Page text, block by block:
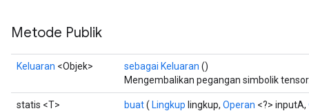
Metode Publik
Keluaran <Objek> sebagai Keluaran ()
Mengembalikan pegangan simbolik
statis <T>
buat( Lingkup lingkup, Operan <?> inputA,